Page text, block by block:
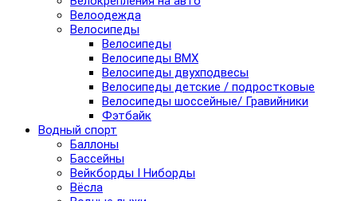
Велоодежда
Велосипеды
Велосипеды
Велосипеды BMX
Велосипеды двухподвесы
Велосипеды детские / подростковые
Велосипеды шоссейные/ Гравийники
Фэтбайк
Водный спорт
Баллоны
Бассейны
Вейкборды I Ниборды
Вёсла